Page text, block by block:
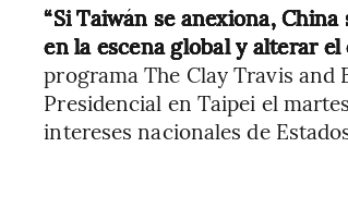
“Si Taiwán se anexiona,
en la escena global y alterar
programa The Clay Travis and
Presidencial en Taipei el
intereses nacionales de